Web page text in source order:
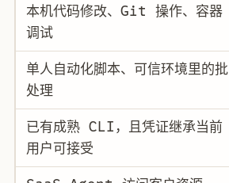
本机代码修改、Git 操作、容器
调试
单人自动化脚本、可信环境里的批
处理
已有成熟 CLI，且凭证继承当前
用户可接受